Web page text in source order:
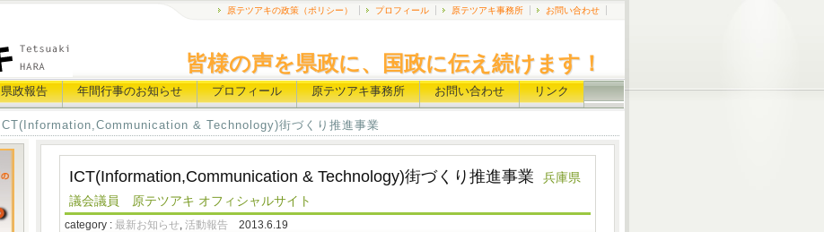
皆様の声を県政に、国政に伝え続けます！
原テツアキの政策（ポリシー） プロフィール 原テツアキ事務所 お問い合わせ
県政報告 年間行事のお知らせ プロフィール 原テツアキ事務所 お問い合わせ リンク
ICT(Information,Communication & Technology)街づくり推進事業
ICT(Information,Communication & Technology)街づくり推進事業
兵庫県
議会議員 原テツアキ オフィシャルサイト
category : 最新お知らせ, 活動報告 2013.6.19